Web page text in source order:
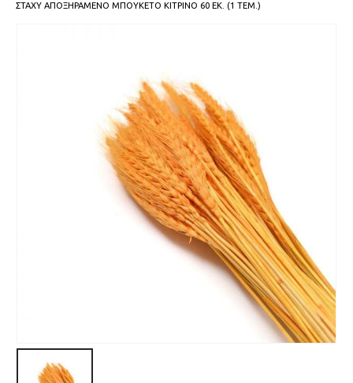
ΣΤΆΧΥ ΑΠΟΞΗΡΑΜΈΝΟ ΜΠΟΥΚΈΤΟ ΚΊΤΡΙΝΟ 60 ΕΚ. (1 ΤΕΜ.)